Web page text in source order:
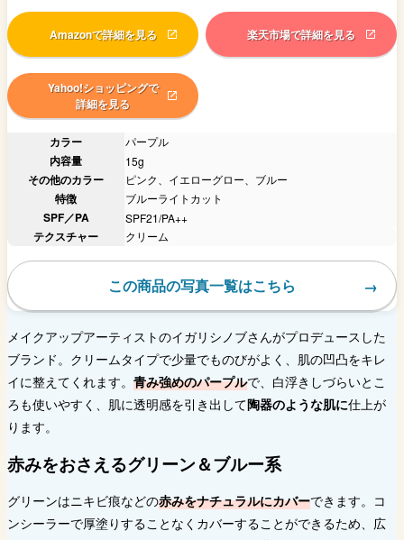
Amazonで詳細を見る 楽天市場で詳細を見る
Yahoo!ショッピングで
詳細を見る
カラー パープル
内容量 15g
その他のカラー ピンク、イエローグロー、ブルー
特徴 ブルーライトカット
SPF／PA SPF21/PA++
テクスチャー クリーム
この商品の写真一覧はこちら
メイクアップアーティストのイガリシノブさんがプロデュースした
ブランド。クリームタイプで少量でものびがよく、肌の凹凸をキレ
イに整えてくれます。 青み強めのパープルで、白浮きしづらいとこ
ろも使いやすく、肌に透明感を引き出して陶器のような肌に仕上が
ります。
赤みをおさえるグリーン＆ブルー系
グリーンはニキビ痕などの赤みをナチュラルにカバーできます。コ
ンシーラーで厚塗りすることなくカバーすることができるため、広